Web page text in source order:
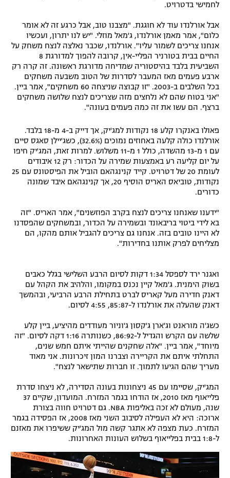
לחמישי בדטרויט.
אבל אורלנדו עוד לא חוגגת. "מצבנו טוב, אבל כרגע זה לא אומר
כלום", אמר מאמן אורלנדו, ג'מאל מוזלי. "יש לנו יתרון, ועכשיו
אנחנו צריכים לשמור עליו". אורלנדו, שכבר נאלצה לנצח משחק על
החיים בבית בטורניר הפליי-אין, קרובה להפוך למדורגת 8
השביעית בלבד בהיסטוריה שמדיחה מדורגת ראשונה. זה קרה רק
ארבע פעמים מאז המעבר לסדרות של הטוב משבעה משחקים
בכל השלבים ב-2003. "זו קבוצה שניצחה 60 משחקים", אמר ביין.
"אני בטוח שהם לא נלחצים מזה שצריכים לנצח שלושה משחקים
ברצף. הם עשו את זה כמה פעמים בעונה".
פאולו באנקרו קלע 18 נקודות למג'יק, אך דייק ב-4 מ-18 בלבד.
אורלנדו כולה קלעה באחוזים נמוכים (32.6%), כשג'יילן סאגס סיים
עם 1 מ-13 מהשדה, כולל 1 מ-11 משלוש. למרות זאת, המג'יק חיפו
על יום קליעה רע באמצעות שמירה על הכדור: רק 12 איבודים
לעומת 20 של דטרויט. קייד קנינגהאם הוביל את הפיסטונס עם 25
נקודות, טוביאס האריס הוסיף 20, אך קנינגהאם איבד שמונה
כדורים.
"ידענו שאנחנו צריכים לנצח בקרב הפוזשנים", אמר האריס. "זה
בא לידי ביטוי בריבאונד ובשמירה על הכדור, ובמשחקים שהפסדנו
לא היינו טובים בזה. אנחנו גם צריכים להגביל אותם מהקו, הם
מצליחים לפרק אותנו בחדירות".
ואגנר ירד לספסל 1:34 דקות לסיום הרבע השלישי בגלל כאבים
בשוק הימנית. ג'מאל קיין נכנס במקומו, והלהיב את הקהל עם
דאנק חדירה מעל קאריס לברט בתחילת הרבע הרביעי, ובהמשך
דאנק שהעלה את אורלנדו ל-85:87, 4:55 לסיום.
כשג'ה מוראנט וג'ארן ג'קסון ג'וניור מעודדים מהיציע, ביין קלע
שלשה עם הקרש והגדיל ל-86:92, כשנותרה 1:16 דקה לסיום. "זה
מיוחד", אמר ביין. "אלה שחקנים שהייתי איתם חמש שנים,
התחלתי איתם את הקריירה וצברנו המון זיכרונות. אני מאוד
מעריך שהם הגיעו לתמוך. זו חברות שתישאר לנצח".
המג'יק, שסיימו עם 45 ניצחונות בעונה הסדירה, לא ניצחו סדרת
פלייאוף מאז 2010, אז הודחו בגמר המזרח. המועדון, שקיים 37
שנה, מעולם לא זכה באליפות NBA. גם דטרויט חווה בצורת
ארוכה: היא לא העפילה לסיבוב השני מאז 2008, אז הפסידה בגמר
המזרח. כעת מצפה לא אתגר קשה מול המג'יק ששיפרו את מאזנם
ל-1:8 בבית בפלייאוף בשלוש העונות האחרונות.